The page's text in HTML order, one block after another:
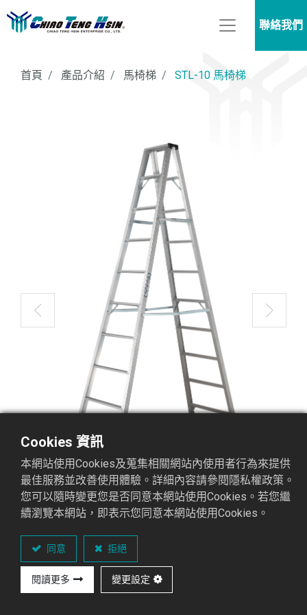
聯絡我們
首頁 產品介紹 馬椅梯 STL-10 馬椅梯
STL-10 馬椅梯
馬椅梯3A系列
重點介紹
Cookies 資訊
本網站使用Cookies及蒐集相關網站內使用者行為來提供
最佳服務並改善使用體驗。詳細內容請參閱隱私權政策。
您可以隨時變更您是否同意本網站使用Cookies。若您繼
續瀏覽本網站，即表示您同意本網站使用Cookies。
同意 拒絕
閱讀更多 變更設定